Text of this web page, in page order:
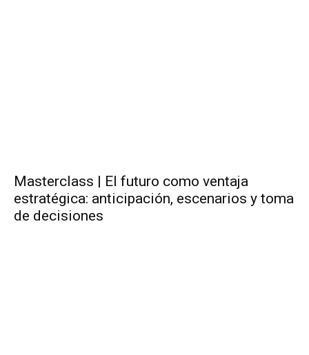
Masterclass | El futuro como ventaja
estratégica: anticipación, escenarios y toma
de decisiones